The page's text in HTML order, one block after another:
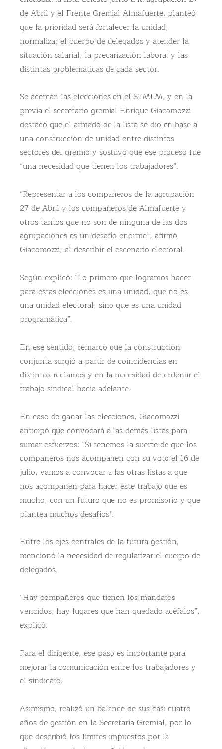
de Abril y el Frente Gremial Almafuerte, planteó
que la prioridad será fortalecer la unidad,
normalizar el cuerpo de delegados y atender la
situación salarial, la precarización laboral y las
distintas problemáticas de cada sector.
Se acercan las elecciones en el STMLM, y en la
previa el secretario gremial Enrique Giacomozzi
destacó que el armado de la lista se dio en base a
una construcción de unidad entre distintos
sectores del gremio y sostuvo que ese proceso fue
“una necesidad que tienen los trabajadores”.
“Representar a los compañeros de la agrupación
27 de Abril y los compañeros de Almafuerte y
otros tantos que no son de ninguna de las dos
agrupaciones es un desafío enorme”, afirmó
Giacomozzi, al describir el escenario electoral.
Según explicó: “Lo primero que logramos hacer
para estas elecciones es una unidad, que no es
una unidad electoral, sino que es una unidad
programática”.
En ese sentido, remarcó que la construcción
conjunta surgió a partir de coincidencias en
distintos reclamos y en la necesidad de ordenar el
trabajo sindical hacia adelante.
En caso de ganar las elecciones, Giacomozzi
anticipó que convocará a las demás listas para
sumar esfuerzos: “Si tenemos la suerte de que los
compañeros nos acompañen con su voto el 16 de
julio, vamos a convocar a las otras listas a que
nos acompañen para hacer este trabajo que es
mucho, con un futuro que no es promisorio y que
plantea muchos desafíos”.
Entre los ejes centrales de la futura gestión,
mencionó la necesidad de regularizar el cuerpo de
delegados.
“Hay compañeros que tienen los mandatos
vencidos, hay lugares que han quedado acéfalos”,
explicó.
Para el dirigente, ese paso es importante para
mejorar la comunicación entre los trabajadores y
el sindicato.
Asimismo, realizó un balance de sus casi cuatro
años de gestión en la Secretaría Gremial, por lo
que describió los límites impuestos por la